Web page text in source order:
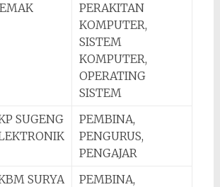
PERAKITAN
KOMPUTER,
SISTEM
KOMPUTER,
OPERATING
SISTEM
SUGENG
PEMBINA,
PENGURUS,
PENGAJAR
SURYA
PEMBINA,